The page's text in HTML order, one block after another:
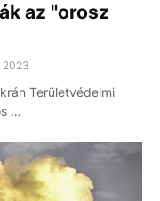
az "orosz
2023
Területvédelmi
…